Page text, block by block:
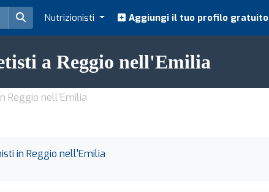
Nutrizionisti Aggiungi il tuo profilo gratuito
a Reggio nell'Emilia
Reggio nell'Emilia
in Reggio nell'Emilia